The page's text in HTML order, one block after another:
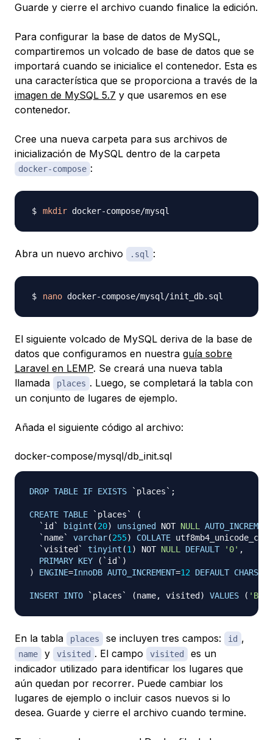
Guarde y cierre el archivo cuando finalice la edición.
Para configurar la base de datos de MySQL,
compartiremos un volcado de base de datos que se
importará cuando se inicialice el contenedor. Esta es
una característica que se proporciona a través de la
imagen de MySQL 5.7 y que usaremos en ese
contenedor.
Cree una nueva carpeta para sus archivos de
inicialización de MySQL dentro de la carpeta
docker-compose :
mkdir
Abra un nuevo archivo .sql :
nano
El siguiente volcado de MySQL deriva de la base de
datos que configuramos en nuestra guía sobre
Laravel en LEMP. Se creará una nueva tabla
llamada
places . Luego, se completará la tabla con
un conjunto de lugares de ejemplo.
Añada el siguiente código al archivo:
docker-compose/mysql/db_init.sql
DROP TABLE IF EXISTS ` places ` ;
CREATE TABLE ` places `
(
` id ` bigint (20) unsigned NOT NULL AUTO_INCREMENT
` name` varchar(255) COLLATE utf8mb4_unicode_ci
`visited ` tinyint (1) NOT NULL DEFAULT '0' ,
PRIMARY KEY ( ` id ` )
)
ENGINE=InnoDB AUTO_INCREMENT=12 DEFAULT CHARSET
INSERT INTO ` places ` (name, visited ) VALUES (
En la tabla places se incluyen tres campos: id ,
name y visited . El campo visited
es un
indicador utilizado para identificar los lugares que
aún quedan por recorrer. Puede cambiar los
lugares de ejemplo o incluir casos nuevos si lo
desea. Guarde y cierre el archivo cuando termine.